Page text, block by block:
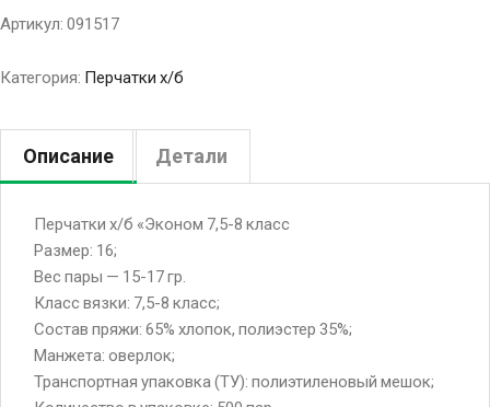
Артикул: 091517
Категория: Перчатки х/б
Описание Детали
Перчатки х/б «Эконом 7,5-8 класс
Размер: 16;
Вес пары — 15-17 гр.
Класс вязки: 7,5-8 класс;
Состав пряжи: 65% хлопок, полиэстер 35%;
Манжета: оверлок;
Транспортная упаковка (ТУ): полиэтиленовый мешок;